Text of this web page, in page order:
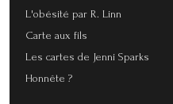
L'obésité par R. Linn
Carte aux fils
Les cartes de Jenni Sparks
Honnête ?